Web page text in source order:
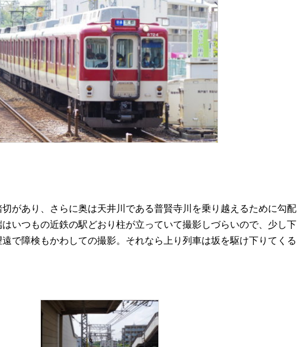
があり、さらに奥は天井川である普賢寺川を乗り越えるために勾配
いつもの近鉄の駅どおり柱が立っていて撮影しづらいので、少し下
で障検もかわしての撮影。それなら上り列車は坂を駆け下りてくる